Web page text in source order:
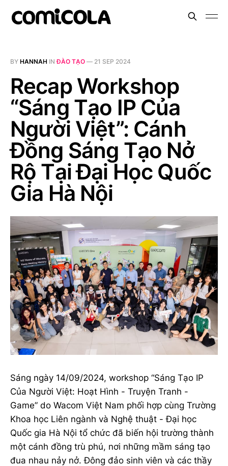
BY HANNAH INĐÀO TẠO — 21 SEP 2024
Recap Workshop
“Sáng Tạo IP Của
Người Việt”: Cánh
Đồng Sáng Tạo Nở
Rộ Tại Đại Học Quốc
Gia Hà Nội
Sáng ngày 14/09/2024, workshop “Sáng Tạo IP
Của Người Việt: Hoạt Hình - Truyện Tranh -
Game” do Wacom Việt Nam phối hợp cùng Trường
Khoa học Liên ngành và Nghệ thuật - Đại học
Quốc gia Hà Nội tổ chức đã biến hội trường thành
một cánh đồng trù phú, nơi những mầm sáng tạo
đua nhau nảy nở. Đông đảo sinh viên và các thầy